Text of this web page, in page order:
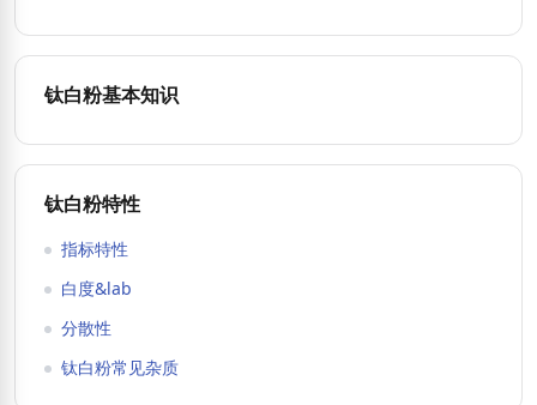
钛白粉基本知识
钛白粉特性
指标特性
白度&lab
分散性
钛白粉常见杂质